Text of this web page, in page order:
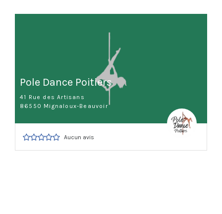
Pole Dance Poitiers
41 Rue des Artisans
86550 Mignaloux-Beauvoir
Aucun avis